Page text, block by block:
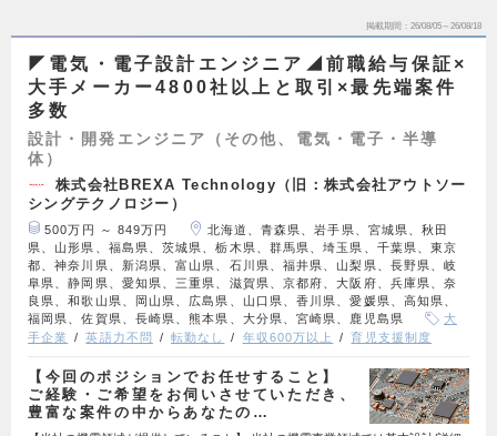
掲載期間 26/08/05～26/08/18
◤電気・電子設計エンジニア◢前職給与保証×
大手メーカー4800社以上と取引×最先端案件
多数
設計・開発エンジニア（その他、電気・電子・半導
体）
株式会社BREXA Technology（旧：株式会社アウトソー
シングテクノロジー）
500万円 ～ 849万円
北海道、青森県、岩手県、宮城県、秋田
県、山形県、福島県、茨城県、栃木県、群馬県、埼玉県、千葉県、東京
都、神奈川県、新潟県、富山県、石川県、福井県、山梨県、長野県、岐
阜県、静岡県、愛知県、三重県、滋賀県、京都府、大阪府、兵庫県、奈
良県、和歌山県、岡山県、広島県、山口県、香川県、愛媛県、高知県、
福岡県、佐賀県、長崎県、熊本県、大分県、宮崎県、鹿児島県
大
手企業
英語力不問 転勤なし 年収600万以上 育児支援制度
【今回のポジションでお任せすること】
ご経験・ご希望をお伺いさせていただき、
豊富な案件の中からあなたの…